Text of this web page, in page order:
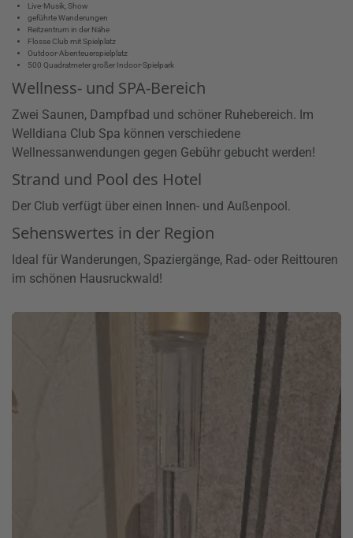
Live-Musik, Show
geführte Wanderungen
Reitzentrum in der Nähe
Flosse Club mit Spielplatz
Outdoor-Abenteuerspielplatz
500 Quadratmeter großer Indoor-Spielpark
Wellness- und SPA-Bereich
Zwei Saunen, Dampfbad und schöner Ruhebereich. Im
Welldiana Club Spa können verschiedene
Wellnessanwendungen gegen Gebühr gebucht werden!
Strand und Pool des Hotel
Der Club verfügt über einen Innen- und Außenpool.
Sehenswertes in der Region
Ideal für Wanderungen, Spaziergänge, Rad- oder Reittouren
im schönen Hausruckwald!